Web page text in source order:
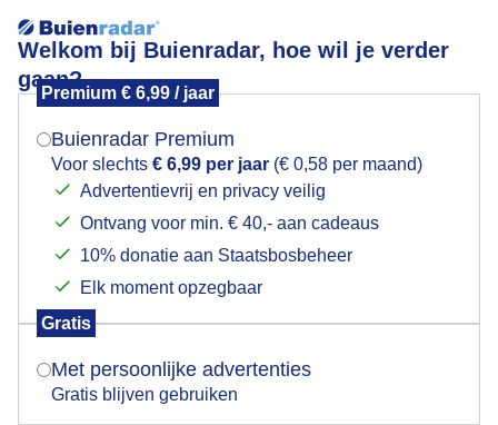
Welkom bij Buienradar, hoe wil je verder
gaan?
Premium € 6,99 / jaar
Buienradar Premium
Voor slechts € 6,99 per jaar (€ 0,58 per maand)
Advertentievrij en privacy veilig
Ontvang voor min. € 40,- aan cadeaus
10% donatie aan Staatsbosbeheer
Elk moment opzegbaar
Gratis
Met persoonlijke advertenties
Gratis blijven gebruiken
Stralende zonnige lentedag en een mooie
blauwelucht
Mogen we je locatie gebruiken voor het
Indien je hier nog geen akkoord op hebt gegeven,
verschijnt er zo een pop-up uit je browser waarin
Is goed, toon de popup